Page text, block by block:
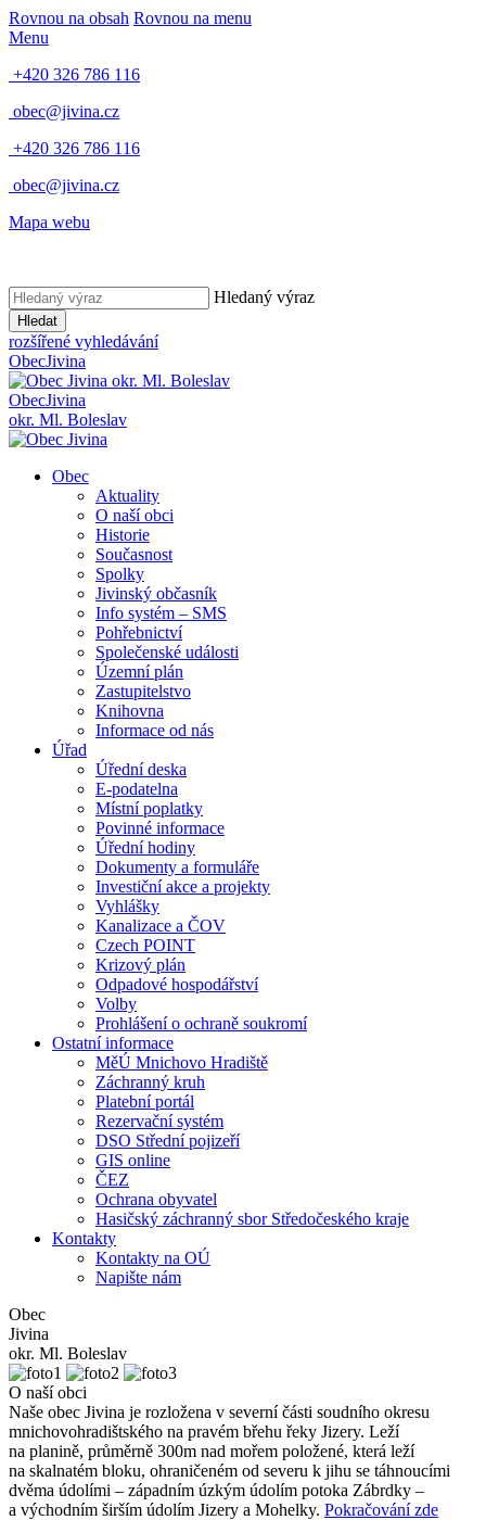
Rovnou na obsah Rovnou na menu
Menu
+420 326 786 116
obec@jivina.cz
+420 326 786 116
obec@jivina.cz
Mapa webu
Hledaný výraz
Hledat
rozšířené vyhledávání
ObecJivina
okr. Ml. Boleslav
ObecJivina
okr. Ml. Boleslav
Obec
Aktuality
O naší obci
Historie
Současnost
Spolky
Jivinský občasník
Info systém – SMS
Pohřebnictví
Společenské události
Územní plán
Zastupitelstvo
Knihovna
Informace od nás
Úřad
Úřední deska
E-podatelna
Místní poplatky
Povinné informace
Úřední hodiny
Dokumenty a formuláře
Investiční akce a projekty
Vyhlášky
Kanalizace a ČOV
Czech POINT
Krizový plán
Odpadové hospodářství
Volby
Prohlášení o ochraně soukromí
Ostatní informace
MěÚ Mnichovo Hradiště
Záchranný kruh
Platební portál
Rezervační systém
DSO Střední pojizeří
GIS online
ČEZ
Ochrana obyvatel
Hasičský záchranný sbor Středočeského kraje
Kontakty
Kontakty na OÚ
Napište nám
Obec
Jivina
okr. Ml. Boleslav
O naší obci
Naše obec Jivina je rozložena v severní části soudního okresu
mnichovohradištského na pravém břehu řeky Jizery. Leží
na planině, průměrně 300m nad mořem položené, která leží
na skalnatém bloku, ohraničeném od severu k jihu se táhnoucími
dvěma údolími – západním úzkým údolím potoka Zábrdky –
a východním širším údolím Jizery a Mohelky. Pokračování zde